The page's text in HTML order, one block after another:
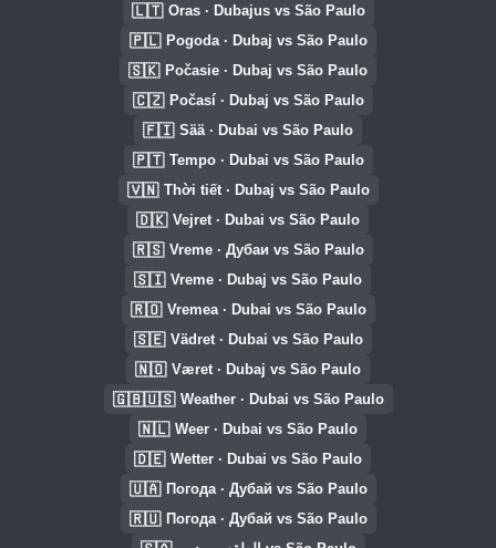
🇱🇹 Oras · Dubajus vs São Paulo
🇵🇱 Pogoda · Dubaj vs São Paulo
🇸🇰 Počasie · Dubaj vs São Paulo
🇨🇿 Počasí · Dubaj vs São Paulo
🇫🇮 Sää · Dubai vs São Paulo
🇵🇹 Tempo · Dubai vs São Paulo
🇻🇳 Thời tiết · Dubaj vs São Paulo
🇩🇰 Vejret · Dubai vs São Paulo
🇷🇸 Vreme · Дубаи vs São Paulo
🇸🇮 Vreme · Dubaj vs São Paulo
🇷🇴 Vremea · Dubai vs São Paulo
🇸🇪 Vädret · Dubai vs São Paulo
🇳🇴 Været · Dubaj vs São Paulo
🇬🇧🇺🇸 Weather · Dubai vs São Paulo
🇳🇱 Weer · Dubai vs São Paulo
🇩🇪 Wetter · Dubai vs São Paulo
🇺🇦 Погода · Дубай vs São Paulo
🇷🇺 Погода · Дубай vs São Paulo